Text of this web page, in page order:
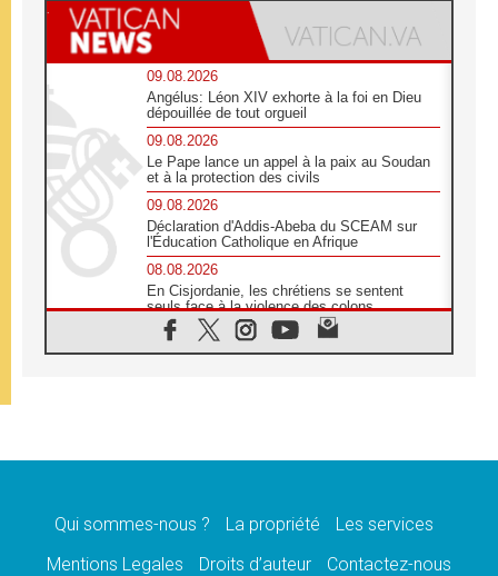
09.08.2026
Angélus: Léon XIV exhorte à la foi en Dieu
dépouillée de tout orgueil
09.08.2026
Le Pape lance un appel à la paix au Soudan
et à la protection des civils
09.08.2026
Déclaration d'Addis-Abeba du SCEAM sur
l'Éducation Catholique en Afrique
08.08.2026
En Cisjordanie, les chrétiens se sentent
seuls face à la violence des colons
08.08.2026
Léon XIV au sanctuaire de Notre Dame du
08.08.2026
08.08.2026
catholiques
Qui sommes-nous ? La propriété
Les services
Mentions Legales
Droits d’auteur Contactez-nous